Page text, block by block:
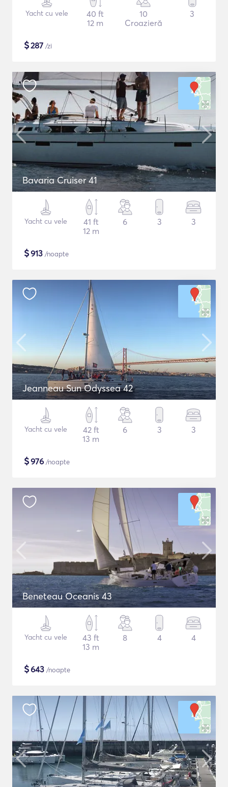
Yacht cu vele
40 ft
12 m
10
Croazieră
3
$287 /zi
Bavaria Cruiser 41
Yacht cu vele
41 ft
12 m
6 3 3
$913 /noapte
Jeanneau Sun Odyssea 42
Yacht cu vele
42 ft
13 m
6 3 3
$976 /noapte
Beneteau Oceanis 43
Yacht cu vele
43 ft
13 m
8 4 4
$643 /noapte